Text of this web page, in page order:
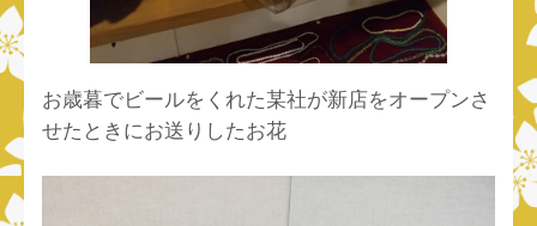
お歳暮でビールをくれた某社が新店をオープンさ
せたときにお送りしたお花